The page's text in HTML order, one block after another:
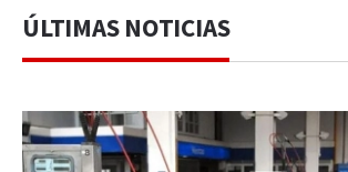
ÚLTIMAS NOTICIAS